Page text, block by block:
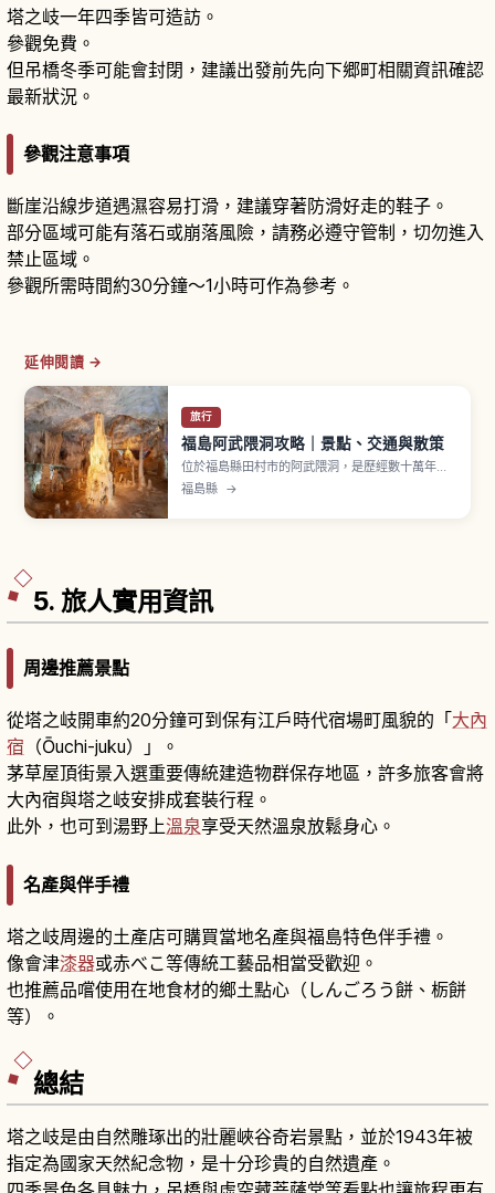
塔之岐一年四季皆可造訪。
參觀免費。
但吊橋冬季可能會封閉，建議出發前先向下郷町相關資訊確認
最新狀況。
參觀注意事項
斷崖沿線步道遇濕容易打滑，建議穿著防滑好走的鞋子。
部分區域可能有落石或崩落風險，請務必遵守管制，切勿進入
禁止區域。
參觀所需時間約30分鐘～1小時可作為參考。
延伸閱讀 →
旅行
福島阿武隈洞攻略｜景點、交通與散策
位於福島縣田村市的阿武隈洞，是歷經數十萬年雕
塑而成的石灰岩鐘乳洞，以壯觀規模與燈光襯托下
的奇岩景致聞名。文章會介紹洞內重點區域、路線
選擇、最佳造訪季節、服裝與攜帶物品、交通方式
福島縣 →
5. 旅人實用資訊
周邊推薦景點
從塔之岐開車約20分鐘可到保有江戶時代宿場町風貌的「大內
宿 （Ōuchi-juku）」。
茅草屋頂街景入選重要傳統建造物群保存地區，許多旅客會將
大內宿與塔之岐安排成套裝行程。
此外，也可到湯野上溫泉享受天然溫泉放鬆身心。
名產與伴手禮
塔之岐周邊的土產店可購買當地名產與福島特色伴手禮。
像會津漆器或赤べこ等傳統工藝品相當受歡迎。
也推薦品嚐使用在地食材的鄉土點心（しんごろう餅、栃餅
等）。
總結
塔之岐是由自然雕琢出的壯麗峽谷奇岩景點，並於1943年被
指定為國家天然紀念物，是十分珍貴的自然遺產。